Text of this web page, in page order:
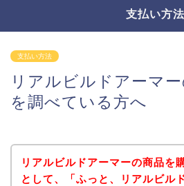
支払い方法
支払い方法
リアルビルドアーマ
を調べている方へ
リアルビルドアーマーの商品を
として、「ふっと、リアルビル